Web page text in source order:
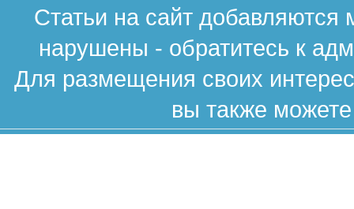
Статьи на сайт
нарушены - обратитесь к
Для размещения своих
вы также